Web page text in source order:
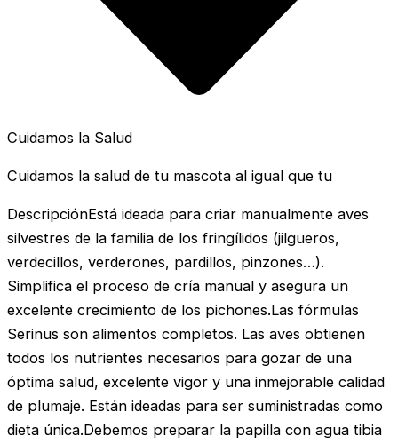
Cuidamos la Salud
Cuidamos la salud de tu mascota al igual que tu
DescripciónEstá ideada para criar manualmente aves
silvestres de la familia de los fringílidos (jilgueros,
verdecillos, verderones, pardillos, pinzones…).
Simplifica el proceso de cría manual y asegura un
excelente crecimiento de los pichones.Las fórmulas
Serinus son alimentos completos. Las aves obtienen
todos los nutrientes necesarios para gozar de una
óptima salud, excelente vigor y una inmejorable calidad
de plumaje. Están ideadas para ser suministradas como
dieta única.Debemos preparar la papilla con agua tibia